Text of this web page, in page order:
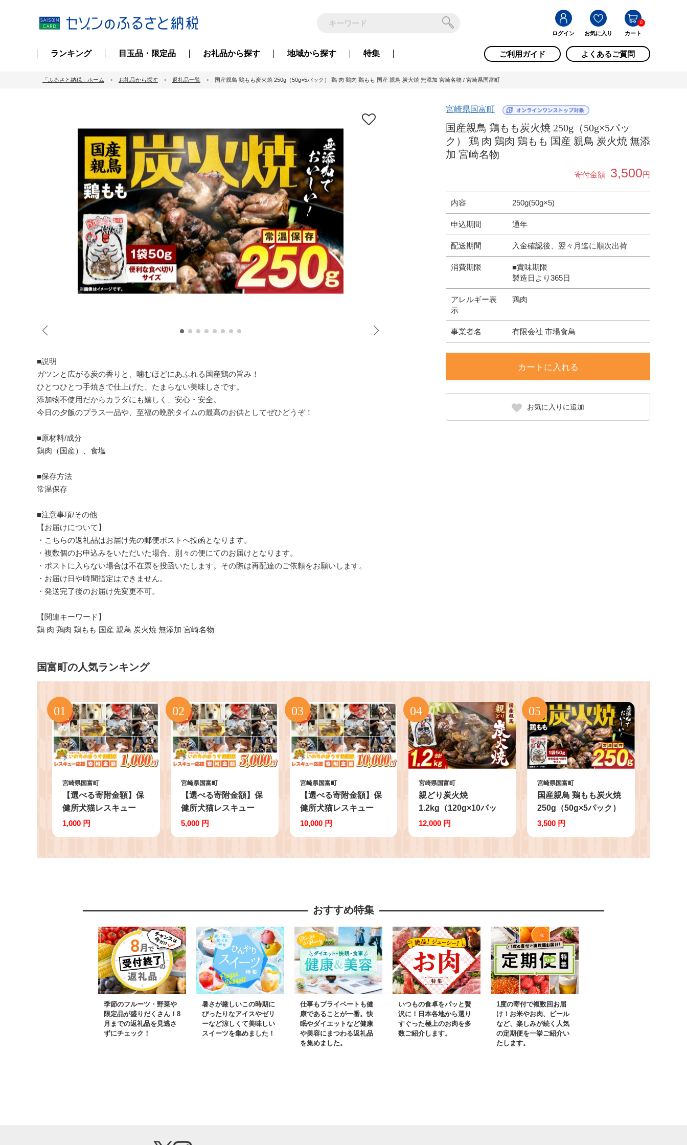
ログイン お気に入り カート
0
ランキング 目玉品・限定品 お礼品から探す 地域から探す 特集 ご利用ガイド よくあるご質問
「ふるさと納税」ホーム お礼品から探す 返礼品一覧 国産親鳥 鶏もも炭火焼 250g（50g×5パック） 鶏 肉 鶏肉 鶏もも 国産 親鳥 炭火焼 無添加 宮崎名物 / 宮崎県国富町
宮崎県国富町
国産親鳥 鶏もも炭火焼 250g（50g×5パッ
ク） 鶏 肉 鶏肉 鶏もも 国産 親鳥 炭火焼 無添
加 宮崎名物
寄付金額 3,500円
内容 250g(50g×5)
申込期間 通年
配送期間 入金確認後、翌々月迄に順次出荷
消費期限
■賞味期限
製造日より365日
アレルギー表
示
鶏肉
事業者名 有限会社 市場食鳥
カートに入れる
お気に入りに追加
■説明
ガツンと広がる炭の香りと、噛むほどにあふれる国産鶏の旨み！
ひとつひとつ手焼きで仕上げた、たまらない美味しさです。
添加物不使用だからカラダにも嬉しく、安心・安全。
今日の夕飯のプラス一品や、至福の晩酌タイムの最高のお供としてぜひどうぞ！
■原材料/成分
鶏肉（国産）、食塩
■保存方法
常温保存
■注意事項/その他
【お届けについて】
・こちらの返礼品はお届け先の郵便ポストへ投函となります。
・複数個のお申込みをいただいた場合、別々の便にてのお届けとなります。
・ポストに入らない場合は不在票を投函いたします。その際は再配達のご依頼をお願いします。
・お届け日や時間指定はできません。
・発送完了後のお届け先変更不可。
【関連キーワード】
鶏 肉 鶏肉 鶏もも 国産 親鳥 炭火焼 無添加 宮崎名物
国富町の人気ランキング
宮崎県国富町
【選べる寄附金額】保
健所犬猫レスキュー
【返礼品なしのご寄
し ペット 保護犬 保護
1,000 円
宮崎県国富町
【選べる寄附金額】保
健所犬猫レスキュー
【返礼品なしのご寄
し ペット 保護犬 保護
5,000 円
宮崎県国富町
【選べる寄附金額】保
健所犬猫レスキュー
【返礼品なしのご寄
し ペット 保護犬 保護
10,000 円
宮崎県国富町
親どり炭火焼
1.2kg（120g×10パッ
ク）鶏 鶏肉 国産 親鳥
産品 宮崎 名物
12,000 円
宮崎県国富町
国産親鳥 鶏もも炭火焼
250g（50g×5パック）
鶏 肉 鶏肉 鶏もも 国産
3,500 円
おすすめ特集
季節のフルーツ・野菜や
限定品が盛りだくさん！8
月までの返礼品を見逃さ
ずにチェック！
暑さが厳しいこの時期に
ぴったりなアイスやゼリ
ーなど涼しくて美味しい
スイーツを集めました！
仕事もプライベートも健
康であることが一番。快
眠やダイエットなど健康
や美容にまつわる返礼品
を集めました。
いつもの食卓をパッと贅
沢に！日本各地から選り
すぐった極上のお肉を多
数ご紹介します。
1度の寄付で複数回お届
け！お米やお肉、ビール
など、楽しみが続く人気
の定期便を一挙ご紹介い
たします。